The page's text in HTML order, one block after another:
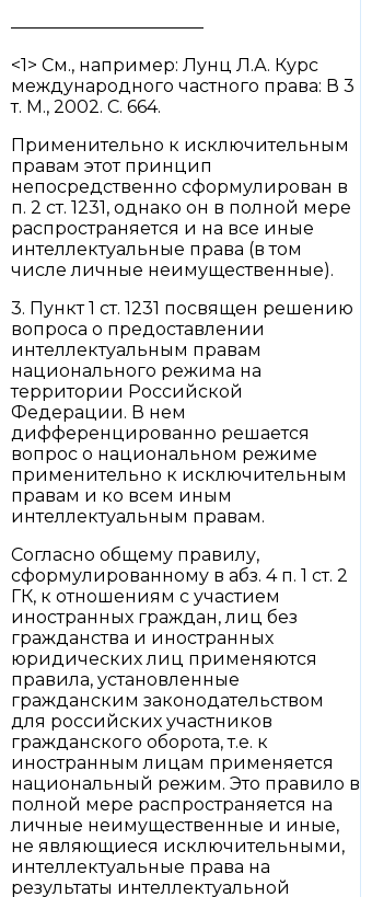
———————————
<1> См., например: Лунц Л.А. Курс
международного частного права: В 3
т. М., 2002. С. 664.
Применительно к исключительным
правам этот принцип
непосредственно сформулирован в
п. 2 ст. 1231, однако он в полной мере
распространяется и на все иные
интеллектуальные права (в том
числе личные неимущественные).
3. Пункт 1 ст. 1231 посвящен решению
вопроса о предоставлении
интеллектуальным правам
национального режима на
территории Российской
Федерации. В нем
дифференцированно решается
вопрос о национальном режиме
применительно к исключительным
правам и ко всем иным
интеллектуальным правам.
Согласно общему правилу,
сформулированному в абз. 4 п. 1 ст. 2
ГК, к отношениям с участием
иностранных граждан, лиц без
гражданства и иностранных
юридических лиц применяются
правила, установленные
гражданским законодательством
для российских участников
гражданского оборота, т.е. к
иностранным лицам применяется
национальный режим. Это правило в
полной мере распространяется на
личные неимущественные и иные,
не являющиеся исключительными,
интеллектуальные права на
результаты интеллектуальной